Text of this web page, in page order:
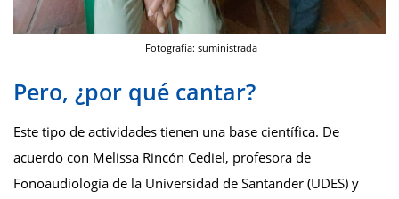
Fotografía: suministrada
Pero, ¿por qué cantar?
Este tipo de actividades tienen una base científica. De
acuerdo con Melissa Rincón Cediel, profesora de
Fonoaudiología de la Universidad de Santander (UDES) y